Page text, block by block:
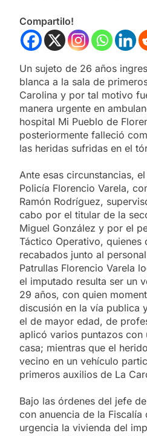
Compartilo!
Un sujeto de 26 años
blanca a la sala de
Carolina y por tal motivo
manera urgente en
hospital Mi Pueblo de
posteriormente falleció
las heridas sufridas en el
Ante esas circunstancias,
Policía Florencio Varela,
Ramón Rodríguez,
cabo por el titular de la
Miguel González y por el
Táctico Operativo, quienes
recabados junto al
Patrullas Florencio Varela
el imputado resulta ser un
29 años, con quien
discusión en la vía publica
el de mayor edad, de
aplicó varios puntazos con
casa; mientras que el
vecino en un vehículo
primeros auxilios de La
Bajo las órdenes del jefe
con anuencia de la Fiscalía
urgencia la vivienda del